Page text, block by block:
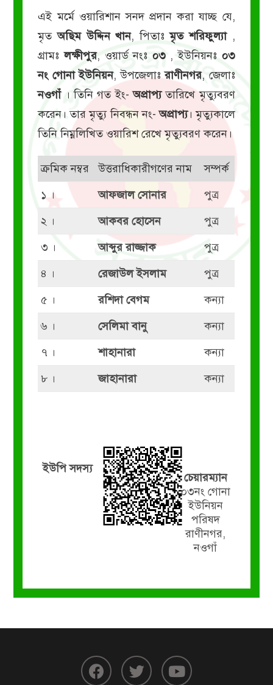
এই মর্মে ওয়ারিশান সনদ প্রদান করা যাচ্ছ যে,
মৃতঅছিম উদ্দিন খান, পিতাঃমৃত শরিফুল্যা,
গ্রামঃলক্ষীপুর, ওয়ার্ড নংঃ ০৩ , ইউনিয়নঃ ০৩
নং গোনা ইউনিয়ন, উপজেলাঃরাণীনগর, জেলাঃ
নওগাঁ। তিনি গত ইং-অপ্রাপ্যতারিখে মৃত্যুবরণ
করেন। তার মৃত্যু নিবন্ধন নং-অপ্রাপ্য। মৃত্যুকালে
তিনি নিম্নলিখিত ওয়ারিশ রেখে মৃত্যুবরণ করেন।
ক্রমিক নম্বর উত্তরাধিকারীগণের নাম
সম্পর্ক
১ ।
আফজাল সোনার
পুত্র
২ ।
আকবর হোসেন
পুত্র
৩ ।
আব্দুর রাজ্জাক
পুত্র
৪ ।
রেজাউল ইসলাম
পুত্র
৫ ।
রশিদা বেগম
কন্যা
৬ ।
সেলিমা বানু
কন্যা
৭ ।
শাহানারা
কন্যা
৮ ।
জাহানারা কন্যা
ইউপি সদস্য
চেয়ারম্যান
০৩নং গোনা
ইউনিয়ন
পরিষদ
রাণীনগর,
নওগাঁ